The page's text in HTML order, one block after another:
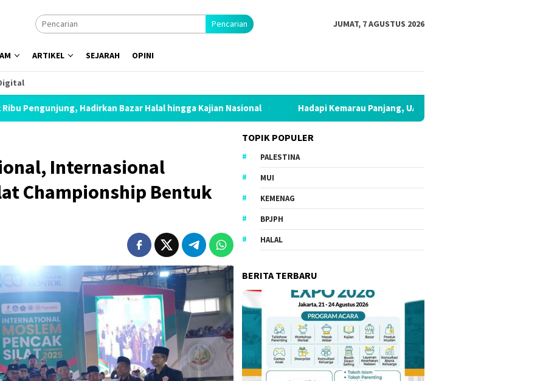
Pencarian JUMAT, 7 AGUSTUS 2026
ARTIKEL SEJARAH OPINI
Hadirkan Bazar Halal hingga Kajian Nasional Hadapi Kemarau Panjang, UAR Bentuk Satgas Penanggulangan Bencana
Internasional
Championship Bentuk
TOPIK POPULER
PALESTINA
MUI
KEMENAG
BPJPH
HALAL
BERITA TERBARU